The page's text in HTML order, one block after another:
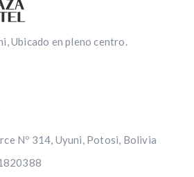
Ubicado en pleno centro.
Nº 314, Uyuni, Potosi, Bolivia